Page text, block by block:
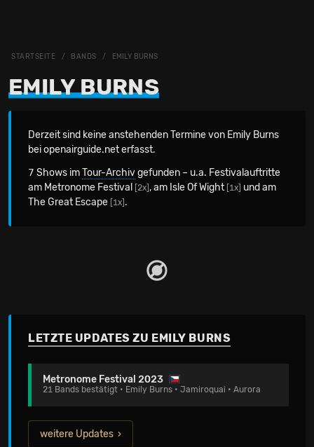
STARTSEITE BANDS EMILY BURNS
EMILY BURNS
Derzeit sind keine anstehenden Termine von Emily Burns
bei openairguide.net erfasst.
7 Shows imTour-Archivgefunden – u.a. Festivalauftritte
am Metronome Festival
[2x] , am Isle Of Wight [1x] und am
The Great Escape [1x] .
LETZTE UPDATES ZU EMILY BURNS
Metronome Festival 2023
21 Bands bestätigt • Emily Burns • Jamiroquai • Aurora
weitere Updates